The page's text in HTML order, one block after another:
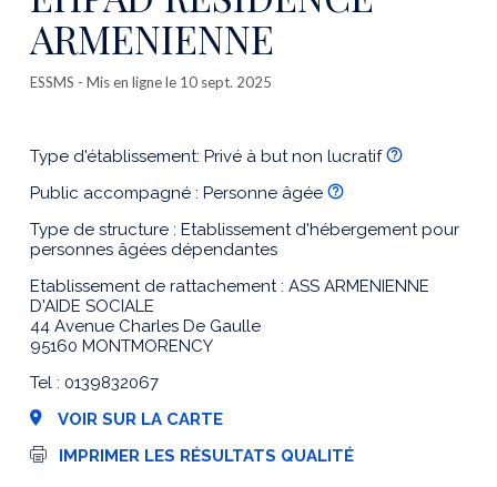
ARMENIENNE
ESSMS - Mis en ligne le 10 sept. 2025
Type d'établissement: Privé à but non lucratif
Public accompagné : Personne âgée
Type de structure : Etablissement d'hébergement pour
personnes âgées dépendantes
Etablissement de rattachement : ASS ARMENIENNE
D'AIDE SOCIALE
44 Avenue Charles De Gaulle
95160 MONTMORENCY
Tel : 0139832067
VOIR SUR LA CARTE
I
IMPRIMER LES RÉSULTATS QUALITÉ